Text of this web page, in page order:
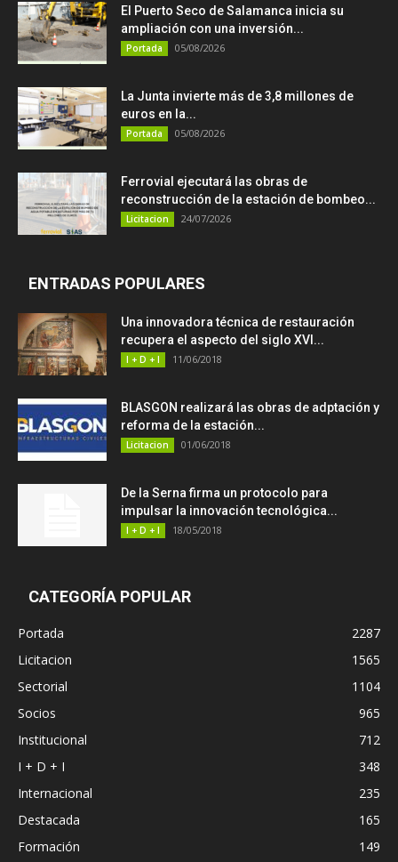
El Puerto Seco de Salamanca inicia su
ampliación con una inversión...
Portada 05/08/2026
La Junta invierte más de 3,8 millones de
euros en la...
Portada 05/08/2026
Ferrovial ejecutará las obras de
reconstrucción de la estación de bombeo...
Licitacion 24/07/2026
ENTRADAS POPULARES
Una innovadora técnica de restauración
recupera el aspecto del siglo XVI...
I + D + I 11/06/2018
BLASGON realizará las obras de adptación y
reforma de la estación...
Licitacion 01/06/2018
De la Serna firma un protocolo para
impulsar la innovación tecnológica...
I + D + I 18/05/2018
CATEGORÍA POPULAR
Portada
2287
Licitacion
1565
Sectorial
1104
Socios
965
Institucional
712
I + D + I
348
Internacional
235
Destacada
165
Formación
149